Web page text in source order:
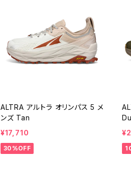
ALTRA アルトラ オリンパス 5 メ
ンズ Tan
¥17,710
30%OFF